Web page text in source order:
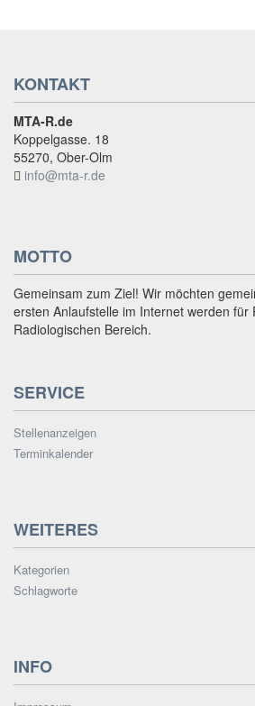
KONTAKT
MTA-R.de
Koppelgasse. 18
55270, Ober-Olm
info@mta-r.de
MOTTO
Gemeinsam zum Ziel! Wir möchten
ersten Anlaufstelle im Internet werden für
Radiologischen Bereich.
SERVICE
Stellenanzeigen
Terminkalender
WEITERES
Kategorien
Schlagworte
INFO